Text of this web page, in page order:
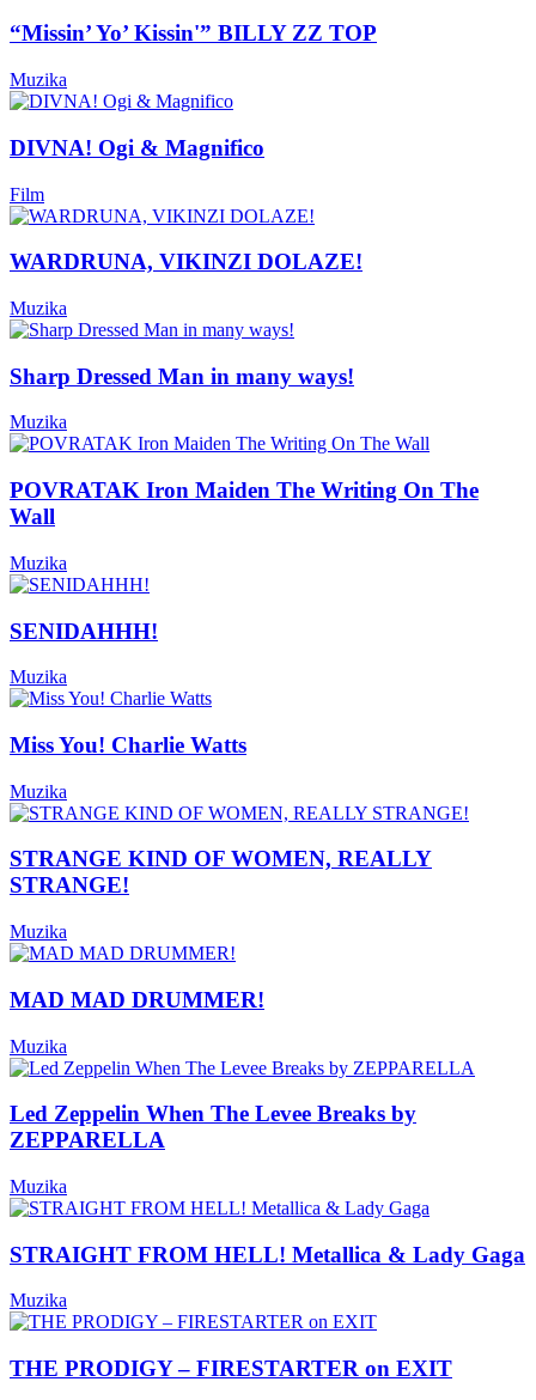
“Missin’ Yo’ Kissin'” BILLY ZZ TOP
Muzika
DIVNA! Ogi & Magnifico
Film
WARDRUNA, VIKINZI DOLAZE!
Muzika
Sharp Dressed Man in many ways!
Muzika
POVRATAK Iron Maiden The Writing On The
Wall
Muzika
SENIDAHHH!
Muzika
Miss You! Charlie Watts
Muzika
STRANGE KIND OF WOMEN, REALLY
STRANGE!
Muzika
MAD MAD DRUMMER!
Muzika
Led Zeppelin When The Levee Breaks by
ZEPPARELLA
Muzika
STRAIGHT FROM HELL! Metallica & Lady Gaga
Muzika
THE PRODIGY – FIRESTARTER on EXIT